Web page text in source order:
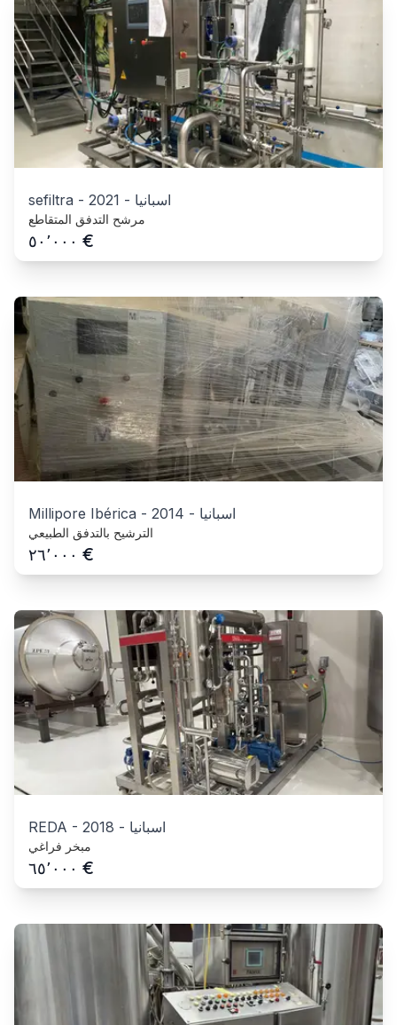
sefiltra - 2021 - اسبانيا
مرشح التدفق المتقاطع
٥٠٬٠٠٠ €
Millipore Ibérica - 2014 - اسبانيا
الترشيح بالتدفق الطبيعي
٢٦٬٠٠٠ €
REDA - 2018 - اسبانيا
مبخر فراغي
٦٥٬٠٠٠ €